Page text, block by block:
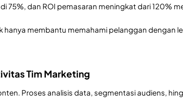
75%, dan ROI pemasaran meningkat dari 120%
membantu memahami pelanggan dengan
Tim Marketing
Proses analisis data, segmentasi audiens,